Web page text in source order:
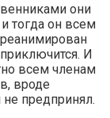
они
тогда он всем
И
всем членам
вроде
предпринял.